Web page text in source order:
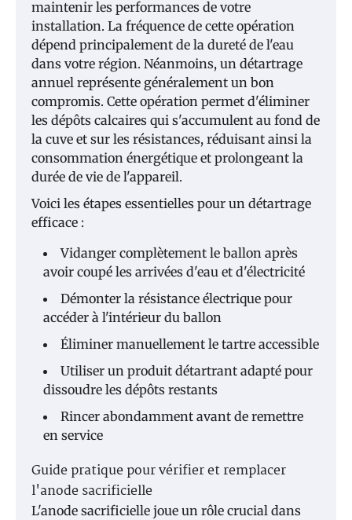
maintenir les performances de votre
installation. La fréquence de cette opération
dépend principalement de la dureté de l'eau
dans votre région. Néanmoins, un détartrage
annuel représente généralement un bon
compromis. Cette opération permet d'éliminer
les dépôts calcaires qui s'accumulent au fond de
la cuve et sur les résistances, réduisant ainsi la
consommation énergétique et prolongeant la
durée de vie de l'appareil.
Voici les étapes essentielles pour un détartrage
efficace :
Vidanger complètement le ballon après
avoir coupé les arrivées d'eau et d'électricité
Démonter la résistance électrique pour
accéder à l'intérieur du ballon
Éliminer manuellement le tartre accessible
Utiliser un produit détartrant adapté pour
dissoudre les dépôts restants
Rincer abondamment avant de remettre
en service
Guide pratique pour vérifier et remplacer
l'anode sacrificielle
L'anode sacrificielle joue un rôle crucial dans